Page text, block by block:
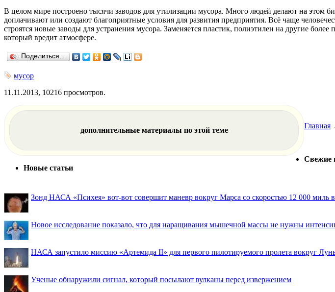
В целом мире построено тысячи заводов для утилизации мусора. Много людей делают на этом
доплачивают или создают благоприятные условия для развития предприятия. Всё чаще
строятся новые заводы для устранения мусора. Заменяется пластик, полиэтилен на другие
который вредит атмосфере.
Поделиться…
мусор
11.11.2013, 10216 просмотров.
дополнительные материалы по этой теме
Главная
Свежие
Новые статьи
Зонд НАСА «Психея» вот-вот совершит маневр вокруг Марса со скоростью 12 000 миль
Новое исследование показало, что для наращивания мышечной массы не нужны
НАСА запустило миссию «Артемида II» для первого пилотируемого пролета вокруг
Ученые обнаружили сигнал, который посылают вулканы перед извержением